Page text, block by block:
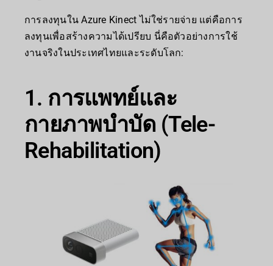
การลงทุนใน Azure Kinect ไม่ใช่รายจ่าย แต่คือการ
ลงทุนเพื่อสร้างความได้เปรียบ นี่คือตัวอย่างการใช้
งานจริงในประเทศไทยและระดับโลก:
1. การแพทย์และ
กายภาพบำบัด (Tele-
Rehabilitation)